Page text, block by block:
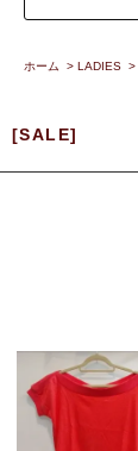
ホーム > LADIES >
[SALE]